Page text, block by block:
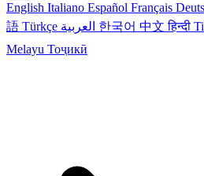
English Italiano Español Français
語 Türkçe 한국어 中文हिन्दी
Melayu Тоҷикӣ